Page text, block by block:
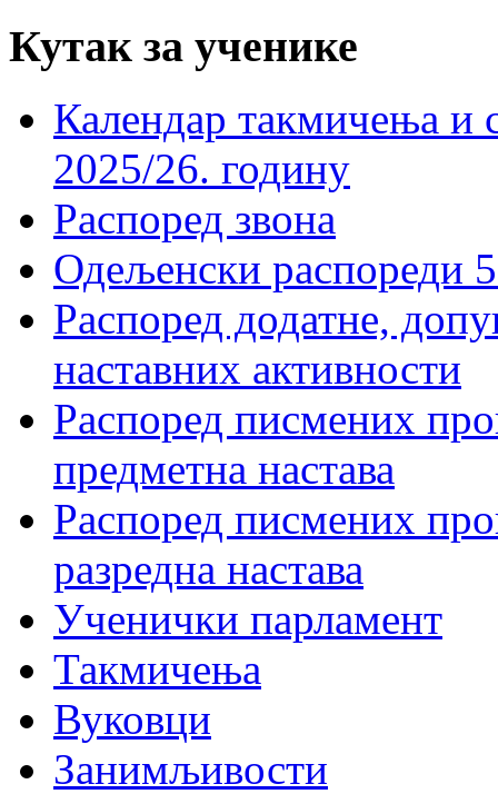
Кутак за ученике
Календар такмичења
2025/26. годину
Распоред звона
Одељенски распореди
Распоред додатне,
наставних активности
Распоред писмених
предметна настава
Распоред писмених
разредна настава
Ученички парламент
Такмичења
Вуковци
Занимљивости